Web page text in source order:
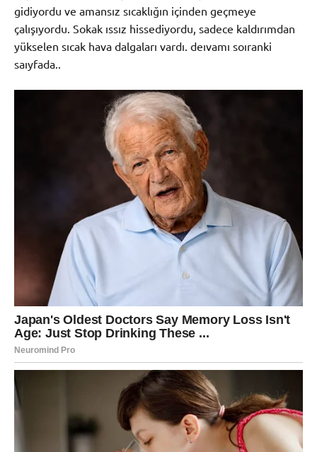
gidiyordu ve amansız sıcaklığın içinden geçmeye
çalışıyordu. Sokak ıssız hissediyordu, sadece kaldırımdan
yükselen sıcak hava dalgaları vardı. deıvamı soıranki
saıyfada..